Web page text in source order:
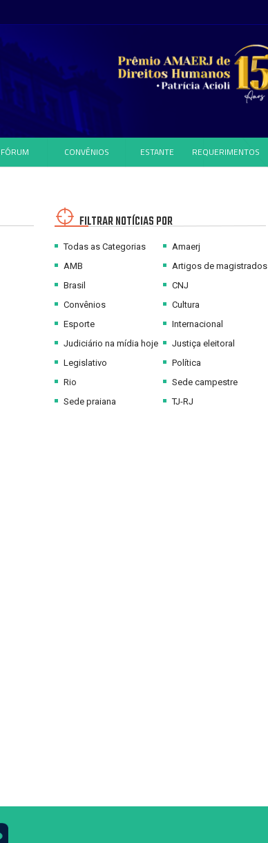
FÓRUM CONVÊNIOS ESTANTE REQUERIMENTOS
FILTRAR NOTÍCIAS POR
Todas as Categorias
AMB
Brasil
Convênios
Esporte
Judiciário na mídia hoje
Legislativo
Rio
Sede praiana
Amaerj
Artigos de magistrados
CNJ
Cultura
Internacional
Justiça eleitoral
Política
Sede campestre
TJ-RJ